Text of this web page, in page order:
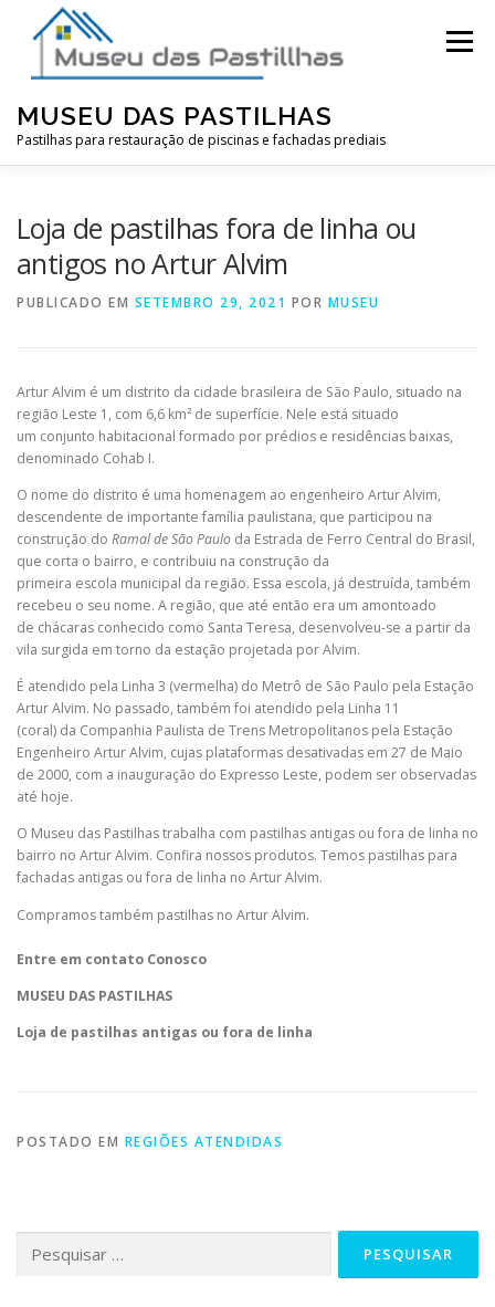
conteúdo
MUSEU DAS PASTILHAS
Pastilhas para restauração de piscinas e fachadas prediais
Menu
Loja de pastilhas fora de linha ou
antigos no Artur Alvim
PUBLICADO EM SETEMBRO 29, 2021 POR MUSEU
Artur Alvim é um distrito da cidade brasileira de São Paulo, situado na
região Leste 1, com 6,6 km² de superfície. Nele está situado
um conjunto habitacional formado por prédios e residências baixas,
denominado Cohab I.
O nome do distrito é uma homenagem ao engenheiro Artur Alvim,
descendente de importante família paulistana, que participou na
construção do Ramal de São Paulo da Estrada de Ferro Central do Brasil,
que corta o bairro, e contribuiu na construção da
primeira escola municipal da região. Essa escola, já destruída, também
recebeu o seu nome. A região, que até então era um amontoado
de chácaras conhecido como Santa Teresa, desenvolveu-se a partir da
vila surgida em torno da estação projetada por Alvim.
É atendido pela Linha 3 (vermelha) do Metrô de São Paulo pela Estação
Artur Alvim. No passado, também foi atendido pela Linha 11
(coral) da Companhia Paulista de Trens Metropolitanos pela Estação
Engenheiro Artur Alvim, cujas plataformas desativadas em 27 de Maio
de 2000, com a inauguração do Expresso Leste, podem ser observadas
até hoje.
O Museu das Pastilhas trabalha com pastilhas antigas ou fora de linha no
bairro no Artur Alvim. Confira nossos produtos. Temos pastilhas para
fachadas antigas ou fora de linha no Artur Alvim.
Compramos também pastilhas no Artur Alvim.
Entre em contato Conosco
MUSEU DAS PASTILHAS
Loja de pastilhas antigas ou fora de linha
POSTADO EM REGIÕES ATENDIDAS
por: